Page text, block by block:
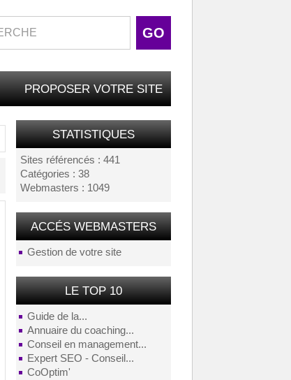
PROPOSER VOTRE SITE
STATISTIQUES
Sites référencés : 441
Catégories : 38
Webmasters : 1049
ACCÉS WEBMASTERS
Gestion de votre site
LE TOP 10
Guide de la...
Annuaire du coaching...
Conseil en management...
Expert SEO - Conseil...
CoOptim'